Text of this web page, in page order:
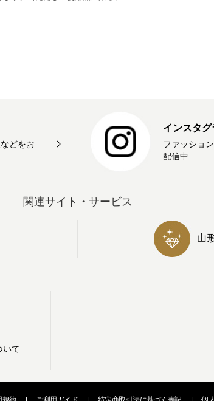
どをお
インスタグ
ファッショ
配信中
関連サイト・サービス
山
いて